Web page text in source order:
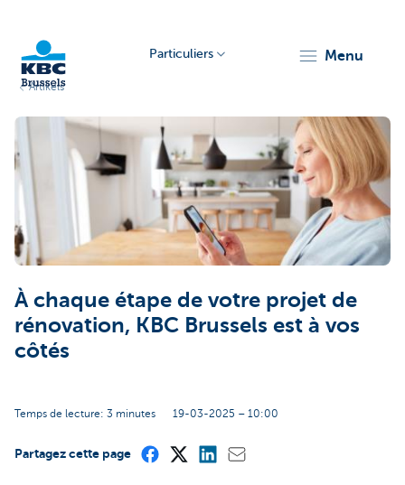
Brussels
Particuliers menu
Artikels
À chaque étape de votre projet de
rénovation, KBC Brussels est à vos
côtés
Temps de lecture: 3 minutes 19-03-2025 – 10:00
Partagez cette page